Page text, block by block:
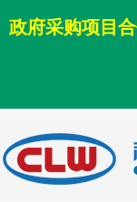
政府采购项目